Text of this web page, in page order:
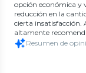
opción económica y
reducción en la
cierta insatisfacción.
altamente
Resumen de